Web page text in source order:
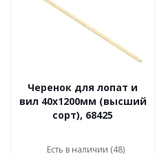
Черенок для лопат и
вил 40x1200мм (высший
сорт), 68425
Есть в наличии (48)